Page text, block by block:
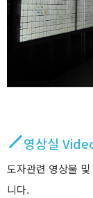
영상실
도자관련 영상물
니다.